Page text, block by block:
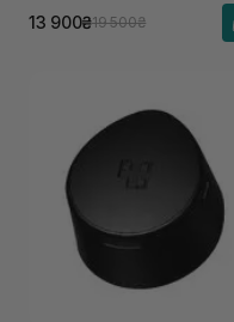
13 900₴19 500₴